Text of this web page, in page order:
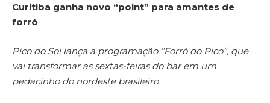
Curitiba ganha novo “point” para amantes de
forró
Pico do Sol lança a programação “Forró do Pico”, que
vai transformar as sextas-feiras do bar em um
pedacinho do nordeste brasileiro